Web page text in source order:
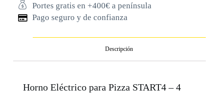
Portes gratis en +400€ a península
Pago seguro y de confianza
Descripción
Horno Eléctrico para Pizza START4 – 4